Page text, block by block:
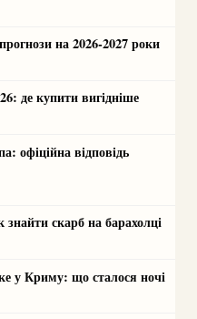
на 2026-2027 роки
де купити вигідніше
офіційна відповідь
знайти скарб на барахолці
у Криму: що сталося ночі